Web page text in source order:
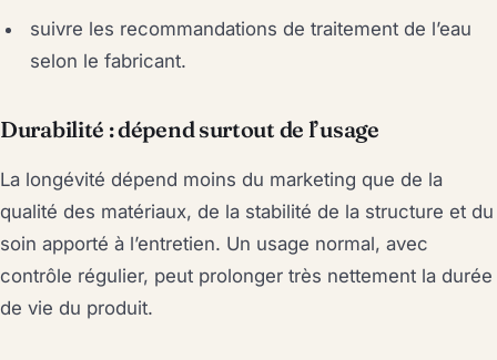
suivre les recommandations de traitement de l’eau
selon le fabricant.
Durabilité : dépend surtout de l’usage
La longévité dépend moins du marketing que de la
qualité des matériaux, de la stabilité de la structure et du
soin apporté à l’entretien. Un usage normal, avec
contrôle régulier, peut prolonger très nettement la durée
de vie du produit.